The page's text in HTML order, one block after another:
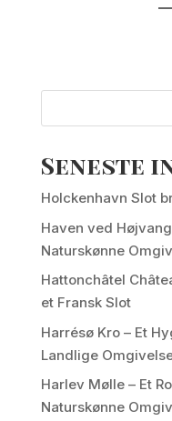
Seneste
Holckenhavn Slot
Haven ved
Naturskønne
Hattonchâtel
et Fransk Slot
Harrésø Kro – Et
Landlige
Harlev Mølle – Et
Naturskønne